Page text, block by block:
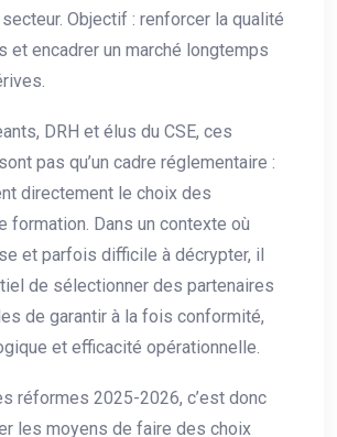
Objectif : renforcer la qualité
et encadrer un marché longtemps
DRH et élus du CSE, ces
pas qu’un cadre réglementaire :
directement le choix des
formation. Dans un contexte où
et parfois difficile à décrypter, il
de sélectionner des partenaires
de garantir à la fois conformité,
et efficacité opérationnelle.
réformes 2025-2026, c’est donc
les moyens de faire des choix